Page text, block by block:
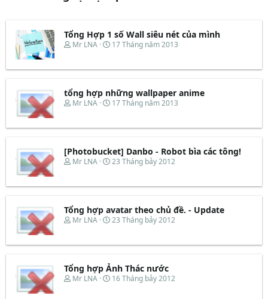
Tổng Hợp 1 số Wall siêu nét của mình
T
e
d
s
r
e
r
Mr LNA
N
y
ắ
t
u
17 Tháng năm 2013
tổng hợp những wallpaper anime
T
e
d
s
r
e
r
Mr LNA
N
y
ắ
t
u
17 Tháng năm 2013
[Photobucket] Danbo - Robot bìa các tông!
T
e
d
s
r
e
r
Mr LNA
N
y
ắ
t
u
23 Tháng bảy 2012
Tổng hợp avatar theo chủ đề. - Update
T
e
d
s
Mr LNA
N
y
ắ
t
23 Tháng bảy 2012
Tổng hợp Ảnh Thác nước
T
Mr LNA
N
16 Tháng bảy 2012